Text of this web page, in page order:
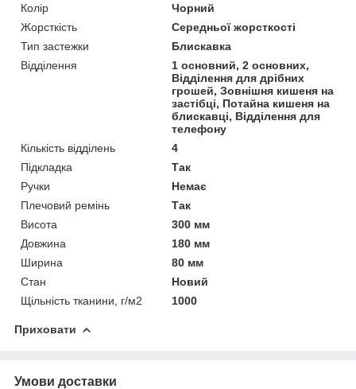
Колір
Чорний
Жорсткість
Середньої жорсткості
Тип застежки
Блискавка
Відділення
1 основний, 2 основних,
Відділення для дрібних
грошей, Зовнішня кишеня на
застібці, Потайна кишеня на
блискавці, Відділення для
телефону
Кількість відділень
4
Підкладка
Так
Ручки
Немає
Плечовий ремінь
Так
Висота
300 мм
Довжина
180 мм
Ширина
80 мм
Стан
Новий
Щільність тканини, г/м2
1000
Приховати
Умови доставки